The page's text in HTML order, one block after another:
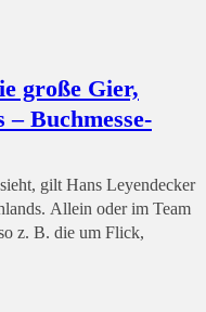
große Gier,
Buchmesse-
gilt Hans Leyendecker
Allein oder im Team
z. B. die um Flick,